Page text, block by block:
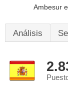
Ambesur
Análisis